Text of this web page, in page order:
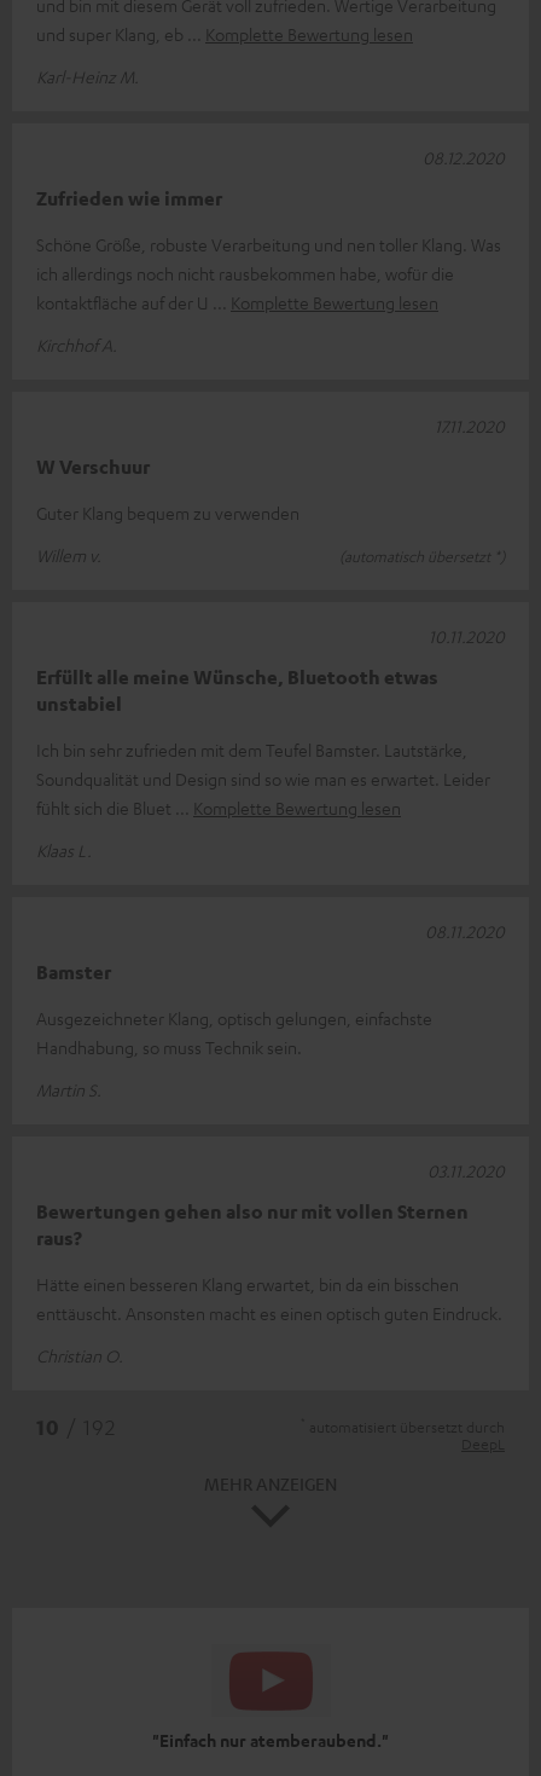
und bin mit diesem Gerät voll zufrieden. Wertige Verarbeitung
und super Klang, eb
Komplette Bewertung lesen
Karl-Heinz M.
Zufrieden wie immer
Schöne Größe, robuste Verarbeitung und nen toller Klang. Was
ich allerdings noch nicht rausbekommen habe, wofür die
kontaktfläche auf der U
Komplette Bewertung lesen
Kirchhof A.
08.12.2020
W Verschuur
Guter Klang bequem zu verwenden
Willem v.
(automatisch übersetzt *)
17.11.2020
Erfüllt alle meine Wünsche, Bluetooth etwas
unstabiel
Ich bin sehr zufrieden mit dem Teufel Bamster. Lautstärke,
Soundqualität und Design sind so wie man es erwartet. Leider
fühlt sich die Bluet
Komplette Bewertung lesen
Klaas L.
10.11.2020
Bamster
Ausgezeichneter Klang, optisch gelungen, einfachste
Handhabung, so muss Technik sein.
Martin S.
08.11.2020
Bewertungen gehen also nur mit vollen Sternen
raus?
Hätte einen besseren Klang erwartet, bin da ein bisschen
enttäuscht. Ansonsten macht es einen optisch guten Eindruck.
Christian O.
03.11.2020
"Einfach nur atemberaubend."